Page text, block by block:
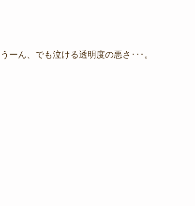
うーん、でも泣ける透明度の悪さ･･･。